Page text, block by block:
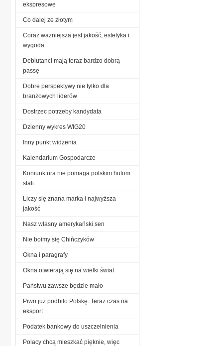
ekspresowe
Co dalej ze złotym
Coraz ważniejsza jest jakość, estetyka i
wygoda
Debiutanci mają teraz bardzo dobrą
passę
Dobre perspektywy nie tylko dla
branżowych liderów
Dostrzec potrzeby kandydata
Dzienny wykres WIG20
Inny punkt widzenia
Kalendarium Gospodarcze
Koniunktura nie pomaga polskim hutom
stali
Liczy się znana marka i najwyższa
jakość
Nasz własny amerykański sen
Nie boimy się Chińczyków
Okna i paragrafy
Okna otwierają się na wielki świat
Państwu zawsze będzie mało
Piwo już podbiło Polskę. Teraz czas na
eksport
Podatek bankowy do uszczelnienia
Polacy chcą mieszkać pięknie, więc